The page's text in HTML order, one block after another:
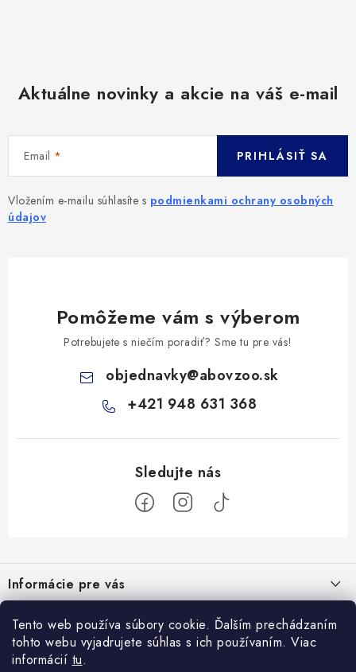
Tento web používa súbory cookie. Ďalším prechádzaním
tohto webu vyjadrujete súhlas s ich používaním. Viac
informácií tu.
Aktuálne novinky a akcie na váš e-mail
Email
Vložením e-mailu súhlasíte s podmienkami ochrany osobných
údajov
PRIHLÁSIŤ SA
Pomôžeme vám s výberom
Potrebujete s niečím poradiť? Sme tu pre vás!
objednavky@abovzoo.sk
+421 948 631 368
p
ä
Informácie pre vás
Podmienky ochrany osobných údajov
Prijímame online platby
Blog